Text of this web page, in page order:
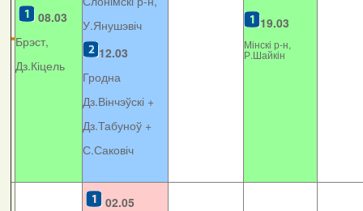
08.03
Брэст,
Дз.Кіцель
У.Янушэвіч
12.03
Гродна
Дз.Вінчэўскі +
Дз.Табуноў +
С.Саковіч
19.03
Мінскі р-н,
Р.Шайкін
02.05